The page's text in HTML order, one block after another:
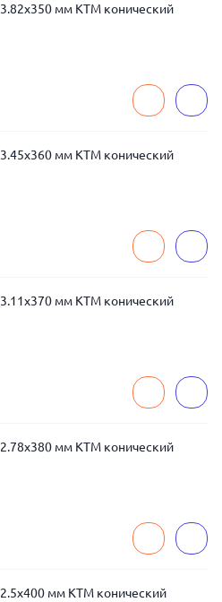
мм KTM конический
мм KTM конический
мм KTM конический
мм KTM конический
мм KTM конический